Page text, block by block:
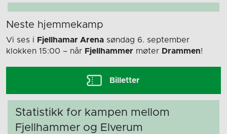
Neste hjemmekamp
Vi ses i Fjellhamar Arena søndag 6. september
klokken 15:00 – når Fjellhammer møter Drammen!
Billetter
Statistikk for kampen mellom
Fjellhammer og Elverum